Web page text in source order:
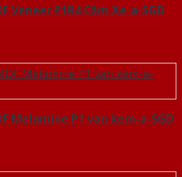
Veneer P1R4 Căm Xe-a-SGD
Melamine P1 van kem-a-SGD